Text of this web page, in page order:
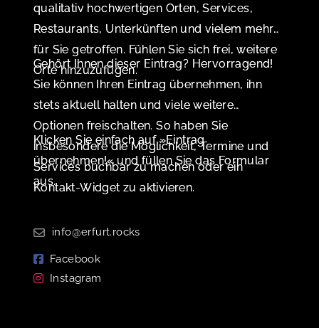
qualitativ hochwertigen Orten, Services,
Restaurants, Unterkünften und vielem mehr
für Sie getroffen. Fühlen Sie sich frei, weitere
Orte hinzuzufügen.
Gehört Ihnen dieser Eintrag? Hervorragend!
Sie können Ihren Eintrag übernehmen, ihn
stets aktuell halten und viele weitere
Optionen freischalten. So haben Sie
insbesondere die Möglichkeit, Termine und
Services buchbar zu machen oder ein
Kontakt-Widget zu aktivieren.
Klicken Sie einfach auf »Eintrag
übernehmen!« und füllen Sie das Formular
aus.
info@erfurt.rocks
Facebook
Instagram